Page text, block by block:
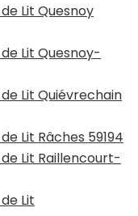
Lit Quesnoy
Lit Quesnoy-
Lit Quiévrechain
Lit Râches 59194
Lit Raillencourt-
Lit